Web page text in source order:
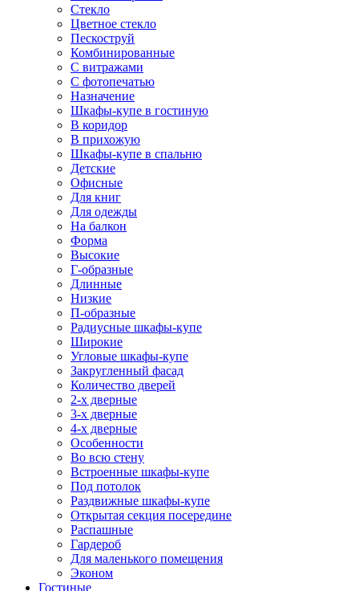
Стекло
Цветное стекло
Пескоструй
Комбинированные
С витражами
С фотопечатью
Назначение
Шкафы-купе в гостиную
В коридор
В прихожую
Шкафы-купе в спальню
Детские
Офисные
Для книг
Для одежды
На балкон
Форма
Высокие
Г-образные
Длинные
Низкие
П-образные
Радиусные шкафы-купе
Широкие
Угловые шкафы-купе
Закругленный фасад
Количество дверей
2-х дверные
3-х дверные
4-х дверные
Особенности
Во всю стену
Встроенные шкафы-купе
Под потолок
Раздвижные шкафы-купе
Открытая секция посередине
Распашные
Гардероб
Для маленького помещения
Эконом
Гостиные